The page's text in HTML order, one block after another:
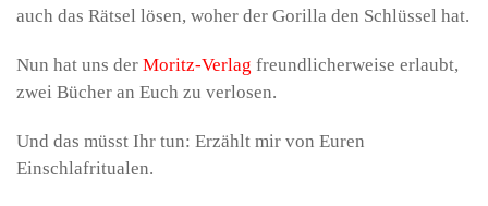
auch das Rätsel lösen, woher der Gorilla den Schlüssel hat.
Nun hat uns der Moritz-Verlag freundlicherweise erlaubt,
zwei Bücher an Euch zu verlosen.
Und das müsst Ihr tun: Erzählt mir von Euren
Einschlafritualen.